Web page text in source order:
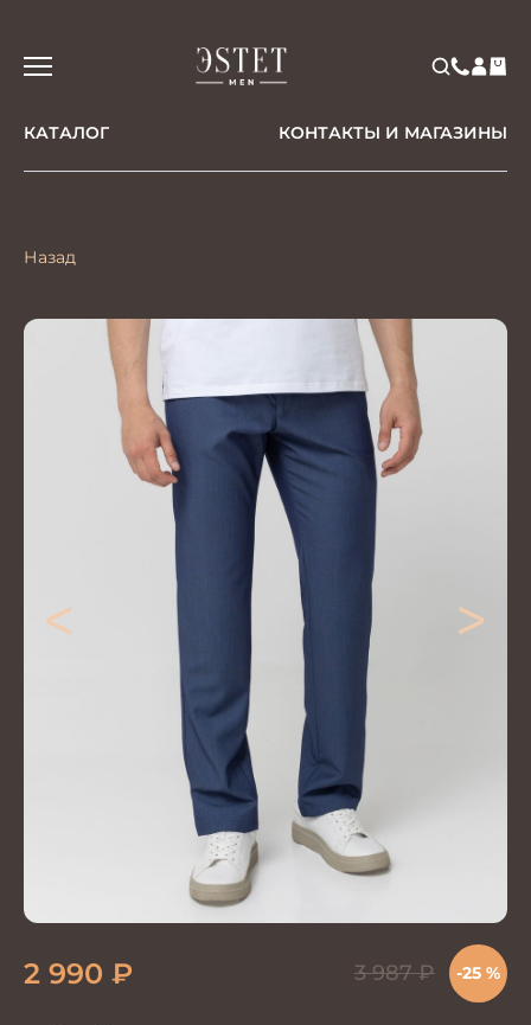
КАТАЛОГ КОНТАКТЫ И МАГАЗИНЫ
Назад
< >
2 990 ₽ 3 987₽ -25 %